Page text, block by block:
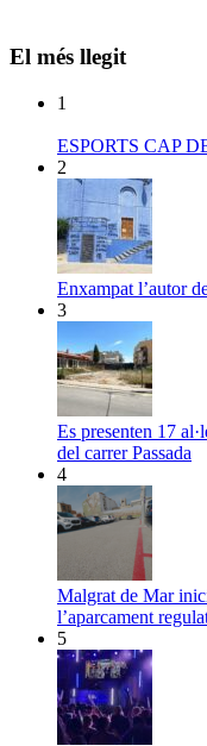
El més llegit
1
ESPORTS CAP
2
Enxampat l’autor
3
Es presenten 17
del carrer Passada
4
Malgrat de Mar
l’aparcament
5